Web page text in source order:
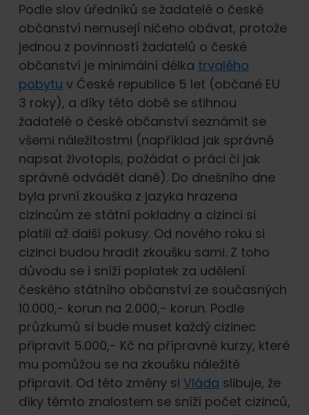
Podle slov úředníků se žadatelé o české
občanství nemusejí ničeho obávat, protože
jednou z povinností žadatelů o české
občanství je minimální délka trvalého
pobytu v České republice 5 let (občané EU
3 roky), a díky této době se stihnou
žadatelé o české občanství seznámit se
všemi náležitostmi (například jak správně
napsat životopis, požádat o práci či jak
správně odvádět daně). Do dnešního dne
byla první zkouška z jazyka hrazena
cizincům ze státní pokladny a cizinci si
platili až další pokusy. Od nového roku si
cizinci budou hradit zkoušku sami. Z toho
důvodu se i sníží poplatek za udělení
českého státního občanství ze současných
10.000,- korun na 2.000,- korun. Podle
průzkumů si bude muset každý cizinec
připravit 5.000,- Kč na přípravné kurzy, které
mu pomůžou se na zkoušku náležitě
připravit. Od této změny si Vláda slibuje, že
díky těmto znalostem se sníží počet cizinců,